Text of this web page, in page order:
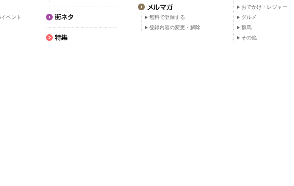
ベント
無料で登録する
登録内容の変更・解除
おでかけ・レジャー
グルメ
群馬
その他